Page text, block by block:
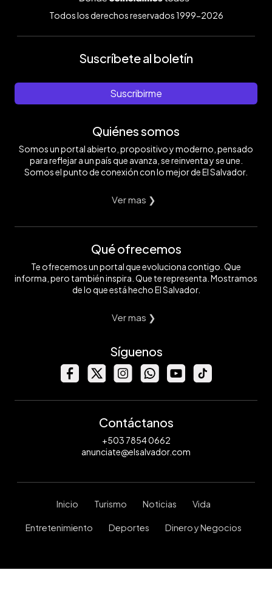
Todos los derechos reservados 1999-2026
Suscríbete al boletín
Suscribirme
Quiénes somos
Somos un portal abierto, propositivo y moderno, pensado
para reflejar a un país que avanza, se reinventa y se une.
Somos el punto de conexión con lo mejor de El Salvador.
Ver mas ❯
Qué ofrecemos
Te ofrecemos un portal que evoluciona contigo. Que
informa, pero también inspira. Que te representa. Mostramos
de lo que está hecho El Salvador.
Ver mas ❯
Síguenos
Contáctanos
+503 7854 0662
anunciate@elsalvador.com
Inicio Turismo Noticias Vida
Entretenimiento Deportes Dinero y Negocios